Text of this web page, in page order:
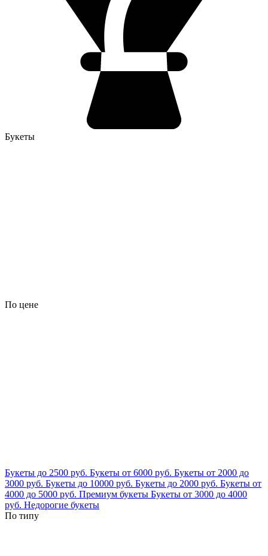
Букеты
По цене
Букеты до 2500 руб. Букеты от 6000 руб. Букеты от 2000 до
3000 руб. Букеты до 10000 руб. Букеты до 2000 руб. Букеты от
4000 до 5000 руб. Премиум букеты Букеты от 3000 до 4000
руб. Недорогие букеты
По типу